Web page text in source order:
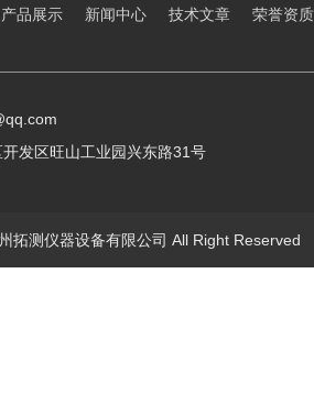
产品展示 新闻中心 技术文章 荣誉资质
发区旺山工业园兴东路31号
拓测仪器设备有限公司 All Right